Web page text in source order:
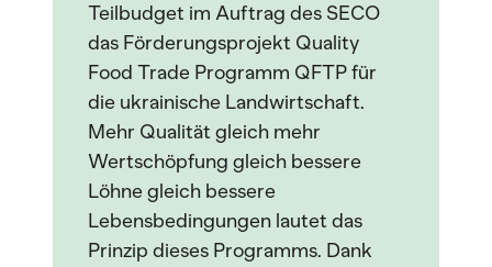
Teilbudget im Auftrag des SECO
das Förderungsprojekt Quality
Food Trade Programm QFTP für
die ukrainische Landwirtschaft.
Mehr Qualität gleich mehr
Wertschöpfung gleich bessere
Löhne gleich bessere
Lebensbedingungen lautet das
Prinzip dieses Programms. Dank